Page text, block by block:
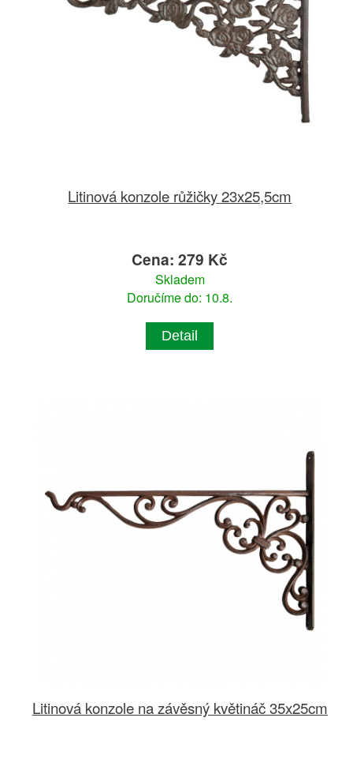
Litinová konzole růžičky 23x25,5cm
Cena: 279 Kč
Skladem
Doručíme do: 10.8.
Detail
Litinová konzole na závěsný květináč 35x25cm